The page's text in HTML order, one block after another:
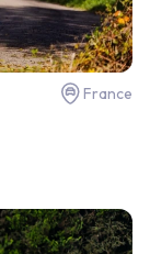
France